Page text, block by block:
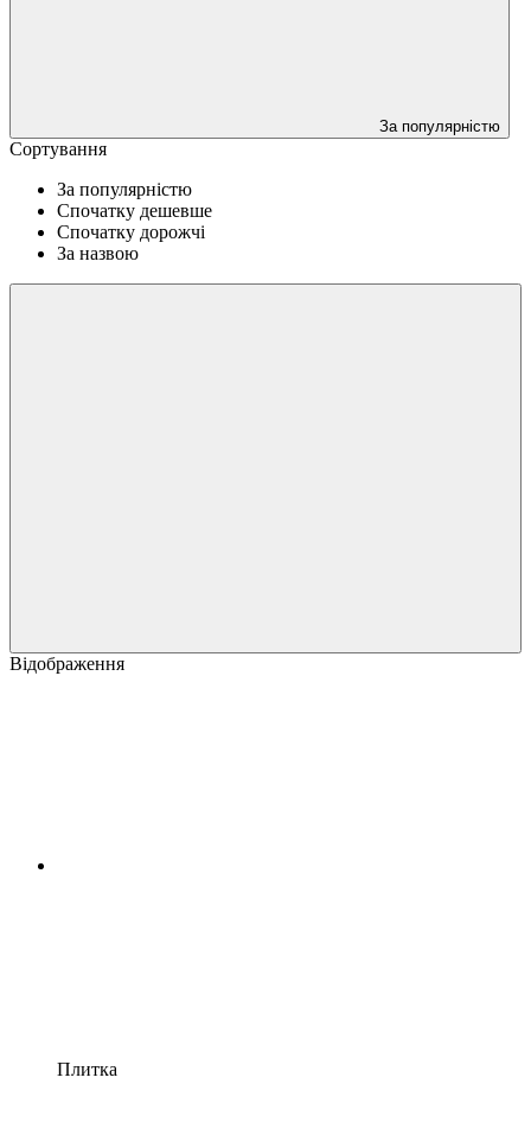
За популярністю
Сортування
За популярністю
Спочатку дешевше
Спочатку дорожчі
За назвою
Відображення
Плитка